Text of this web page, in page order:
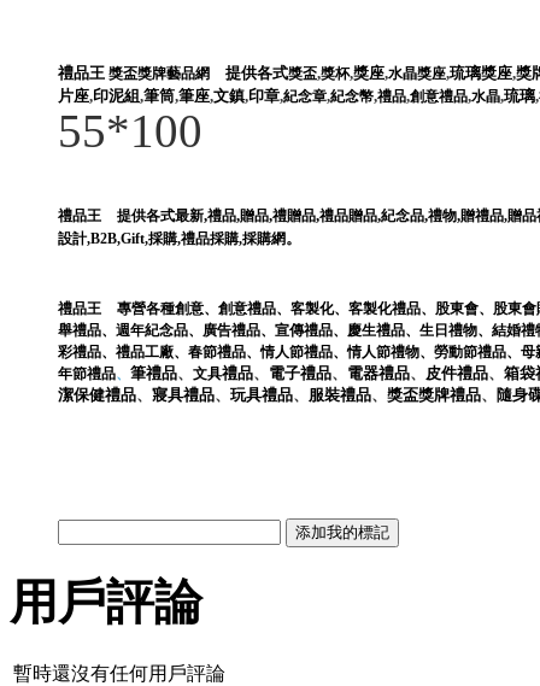
禮品王 獎盃獎牌藝品網 提供各式獎盃,獎杯,獎座,水晶獎座,琉璃獎座,獎
片座,印泥組,筆筒,筆座,文鎮,印章,紀念章,紀念幣,禮品,創意禮品,水晶,琉璃,
55*100
禮品王 提供各式最新,禮品,贈品,禮贈品,禮品贈品,紀念品,禮物,贈禮品,贈品
設計,B2B,Gift,採購,禮品採購,採購網。
禮品王 專營各種創意、 創意禮品、 客製化、 客製化禮品、 股東會、 股東會
舉禮品、 週年紀念品、 廣告禮品、 宣傳禮品、 慶生禮品、 生日禮物、 結婚禮
彩禮品、 禮品工廠、 春節禮品、情人節禮品、情人節禮物、 勞動節禮品、 母
年節禮品、 筆禮品、 文具禮品、 電子禮品、 電器禮品、 皮件禮品、 箱袋
潔保健禮品、 寢具禮品、 玩具禮品、 服裝禮品、 獎盃獎牌禮品、 隨身
用戶評論
暫時還沒有任何用戶評論